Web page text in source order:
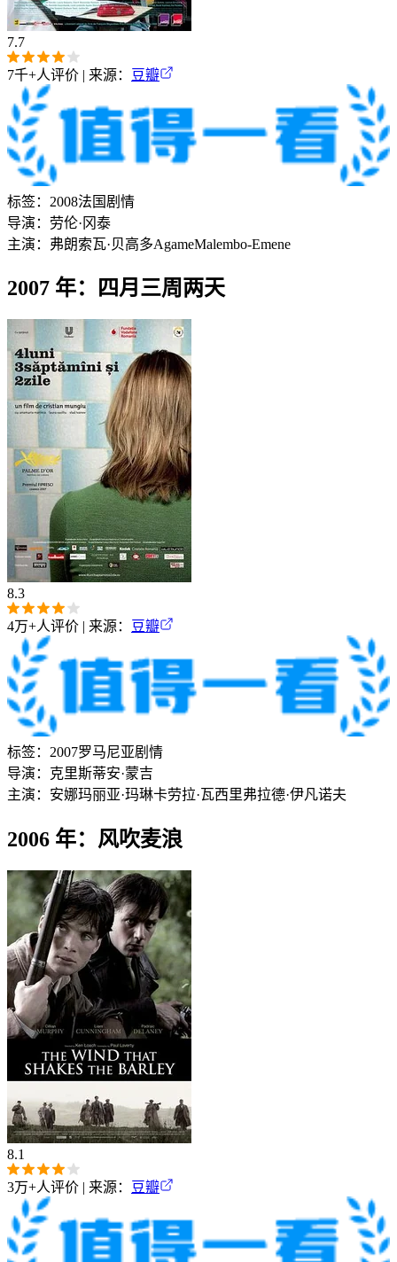
7.7
7千+人评价 | 来源： 豆瓣
标签： 2008法国 剧情
导演： 劳伦·冈泰
主演： 弗朗索瓦·贝高多AgameMalembo-Emene
2007 年：四月三周两天
8.3
4万+人评价 | 来源： 豆瓣
标签： 2007罗马尼亚剧情
导演： 克里斯蒂安·蒙吉
主演： 安娜玛丽亚·玛琳卡劳拉·瓦西里弗拉德·伊凡诺夫
2006 年：风吹麦浪
8.1
3万+人评价 | 来源： 豆瓣